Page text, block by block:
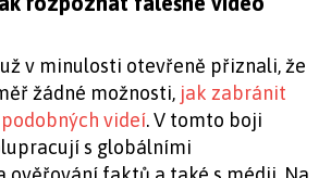
v minulosti otevřeně přiznali, že
žádné možnosti, jak zabránit
videí. V tomto boji
s globálními